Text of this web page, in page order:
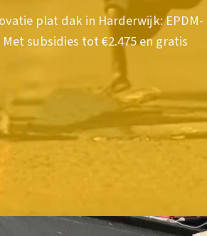
plat dak in Harderwijk: EPDM-
subsidies tot €2.475 en gratis